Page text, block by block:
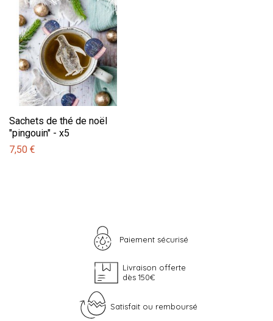
Sachets de thé de noël
"pingouin" - x5
7,50 €
Paiement sécurisé
Livraison offerte
dès 150€
Satisfait ou remboursé